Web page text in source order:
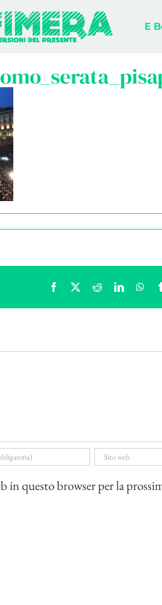
E
Facebook
X RedditLinkedIn
in questo browser per la